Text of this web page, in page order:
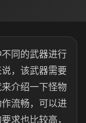
同的武器进行
，该武器需要
介绍一下怪物
流畅，可以进
求也比较高，